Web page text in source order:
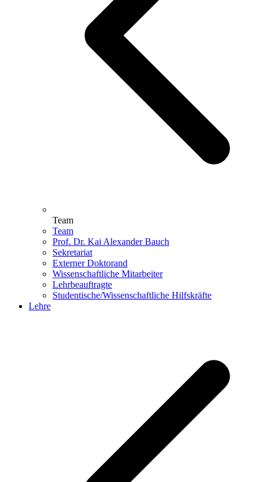
Team
Team
Prof. Dr. Kai Alexander Bauch
Sekretariat
Externer Doktorand
Wissenschaftliche Mitarbeiter
Lehrbeauftragte
Studentische/Wissenschaftliche Hilfskräfte
Lehre